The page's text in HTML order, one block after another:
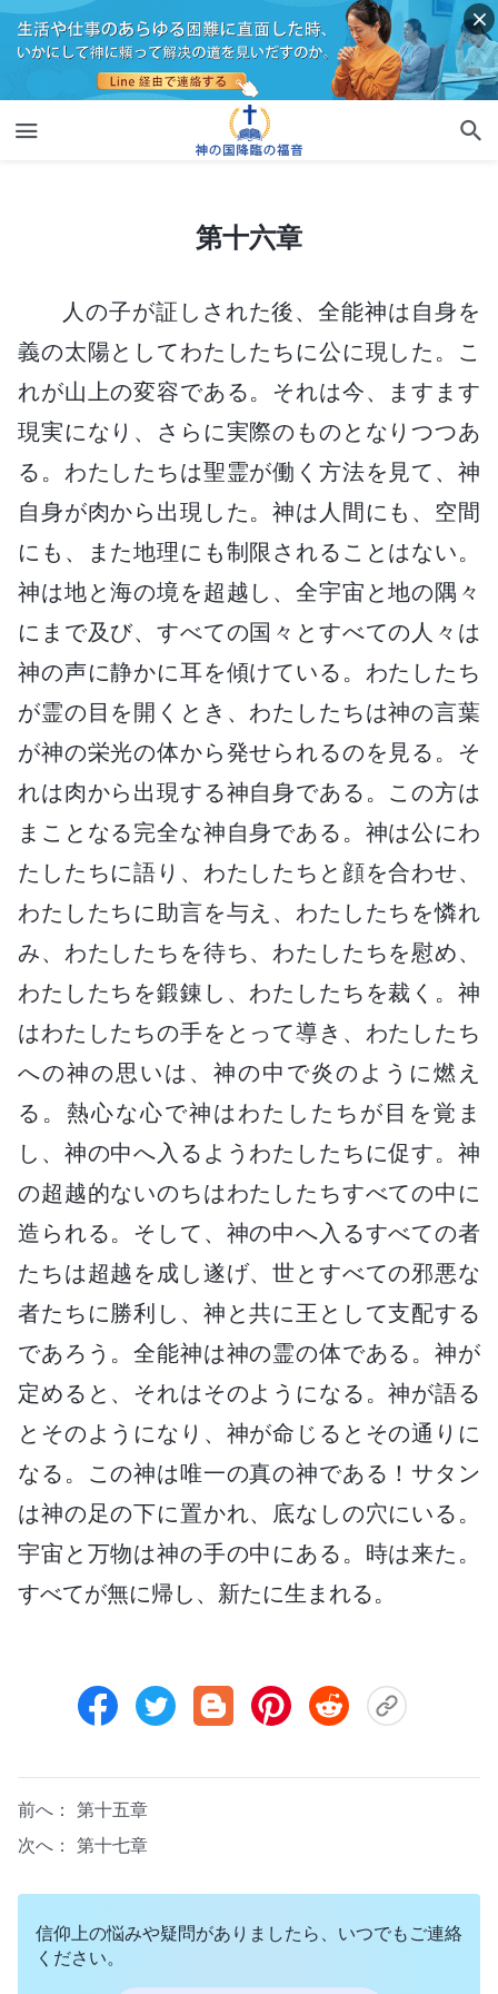
第十六章
人の子が証しされた後、全能神は自身を
義の太陽としてわたしたちに公に現した。こ
れが山上の変容である。それは今、ますます
現実になり、さらに実際のものとなりつつあ
る。わたしたちは聖霊が働く方法を見て、神
自身が肉から出現した。神は人間にも、空間
にも、また地理にも制限されることはない。
神は地と海の境を超越し、全宇宙と地の隅々
にまで及び、すべての国々とすべての人々は
神の声に静かに耳を傾けている。わたしたち
が霊の目を開くとき、わたしたちは神の言葉
が神の栄光の体から発せられるのを見る。そ
れは肉から出現する神自身である。この方は
まことなる完全な神自身である。神は公にわ
たしたちに語り、わたしたちと顔を合わせ、
わたしたちに助言を与え、わたしたちを憐れ
み、わたしたちを待ち、わたしたちを慰め、
わたしたちを鍛錬し、わたしたちを裁く。神
はわたしたちの手をとって導き、わたしたち
への神の思いは、神の中で炎のように燃え
る。熱心な心で神はわたしたちが目を覚ま
し、神の中へ入るようわたしたちに促す。神
の超越的ないのちはわたしたちすべての中に
造られる。そして、神の中へ入るすべての者
たちは超越を成し遂げ、世とすべての邪悪な
者たちに勝利し、神と共に王として支配する
であろう。全能神は神の霊の体である。神が
定めると、それはそのようになる。神が語る
とそのようになり、神が命じるとその通りに
なる。この神は唯一の真の神である！サタン
は神の足の下に置かれ、底なしの穴にいる。
宇宙と万物は神の手の中にある。時は来た。
すべてが無に帰し、新たに生まれる。
前へ： 第十五章
次へ： 第十七章
信仰上の悩みや疑問がありましたら、いつでもご連絡
ください。